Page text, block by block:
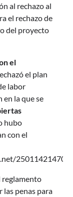
al rechazo al
el rechazo de
del proyecto
el
el plan
labor
en la que se
hubo
con el
reglamento
penas para